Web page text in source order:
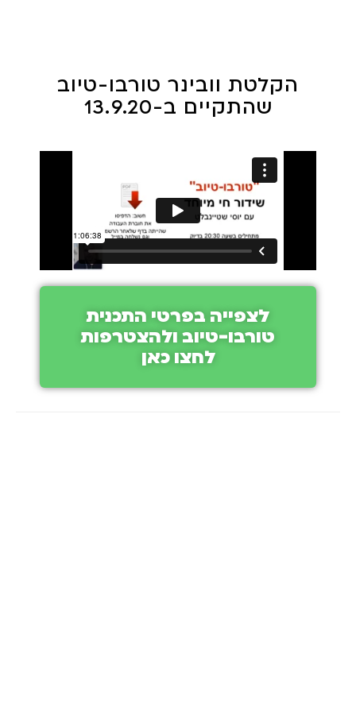
הקלטת וובינר טורבו-טיוב
שהתקיים ב-13.9.20
לצפייה בפרטי התכנית
טורבו-טיוב ולהצטרפות
לחצו כאן